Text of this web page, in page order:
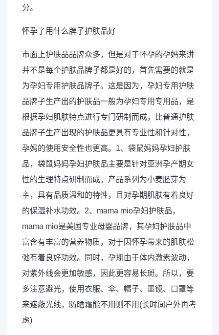
分。
怀孕了用什么牌子护肤品好
市面上护肤品品牌众多，但是对于怀孕的孕妈来讲
并不是每个护肤品牌子都是好的，首先需要的就是
为孕妇专用护肤品牌子。这是因为，孕妇专用护肤
品牌子生产出的护肤品一般为孕妇专用专用品，是
根据孕妇肌肤特点进行专门研制而成，比普通护肤
品牌子生产出现的护肤品更具有专业性和针对性，
孕妈的使用安全性也更高。1、袋鼠妈妈孕妇护肤
品，袋鼠妈妈孕妇护肤品主要是针对亚洲孕产期女
性的生理特点研制而成，产品系列为小麦胚芽为
主，具有品质温和的特性，且对孕期肌肤有着良好
的保湿补水功效。2、mama mio孕妇护肤品，
mama mio是美国专业母婴品牌，其孕妇护肤品中
富含有丰富的营养物质，对于因怀孕带来的肌肤松
弛有着良好功效。同时，孕期由于体内激素波动，
对紫外线会更加敏感，因此更容易长斑。所以，要
多注意避光，使用衣服、伞、帽子、墨镜、口罩等
来遮蔽光线，防晒霜能不用则不用(长时间户外再考
虑)